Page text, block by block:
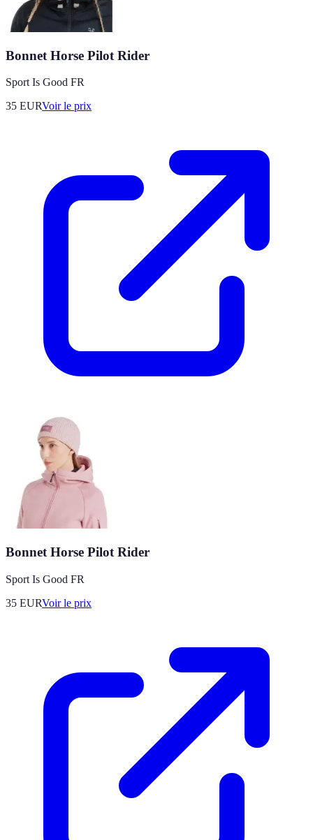
Bonnet Horse Pilot Rider
Sport Is Good FR
35 EURVoir le prix
Bonnet Horse Pilot Rider
Sport Is Good FR
35 EURVoir le prix